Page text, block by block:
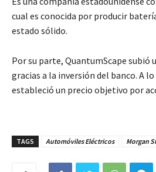
cual es conocida por producir
estado sólido.
Por su parte, QuantumScape subió
gracias a la inversión del banco. A
estableció un precio objetivo por
TAGS Automóviles Eléctricos Morgan